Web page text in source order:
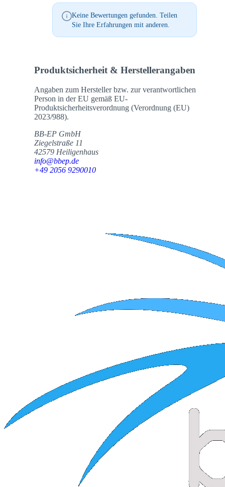
Keine Bewertungen gefunden. Teilen
Sie Ihre Erfahrungen mit anderen.
Produktsicherheit & Herstellerangaben
Angaben zum Hersteller bzw. zur verantwortlichen
Person in der EU gemäß EU-
Produktsicherheitsverordnung (Verordnung (EU)
2023/988).
BB-EP GmbH
Ziegelstraße 11
42579 Heiligenhaus
info@bbep.de
+49 2056 9290010